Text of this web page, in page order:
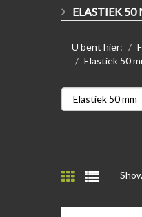
ELASTIEK 50
U bent hier:
Elastiek 50